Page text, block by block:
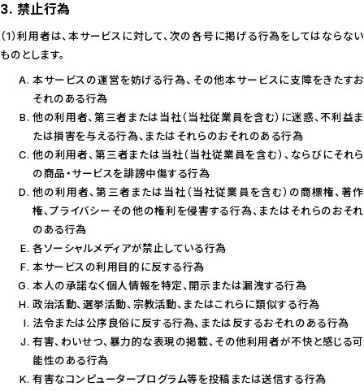
3. 禁止行為
（1）利用者は、本サービスに対して、次の各号に掲げる行為をしてはならない
ものとします。
本サービスの運営を妨げる行為、その他本サービスに支障をきたすお
それのある行為
他の利用者、第三者または当社（当社従業員を含む）に迷惑、不利益ま
たは損害を与える行為、またはそれらのおそれのある行為
他の利用者、第三者または当社（当社従業員を含む）、ならびにそれら
の商品・サービスを誹謗中傷する行為
他の利用者、第三者または当社（当社従業員を含む）の商標権、著作
権、プライバシーその他の権利を侵害する行為、またはそれらのおそれ
のある行為
各ソーシャルメディアが禁止している行為
本サービスの利用目的に反する行為
本人の承諾なく個人情報を特定、開示または漏洩する行為
政治活動、選挙活動、宗教活動、またはこれらに類似する行為
法令または公序良俗に反する行為、または反するおそれのある行為
有害、わいせつ、暴力的な表現の掲載、その他利用者が不快と感じる可
能性のある行為
有害なコンピュータープログラム等を投稿または送信する行為